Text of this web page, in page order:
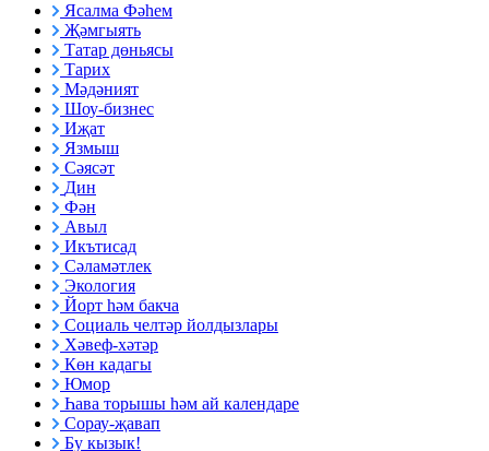
Ясалма Фәһем
Җәмгыять
Татар дөньясы
Тарих
Мәдәният
Шоу-бизнес
Иҗат
Язмыш
Сәясәт
Дин
Фән
Авыл
Икътисад
Сәламәтлек
Экология
Йорт һәм бакча
Социаль челтәр йолдызлары
Хәвеф-хәтәр
Көн кадагы
Юмор
Һава торышы һәм ай календаре
Сорау-җавап
Бу кызык!